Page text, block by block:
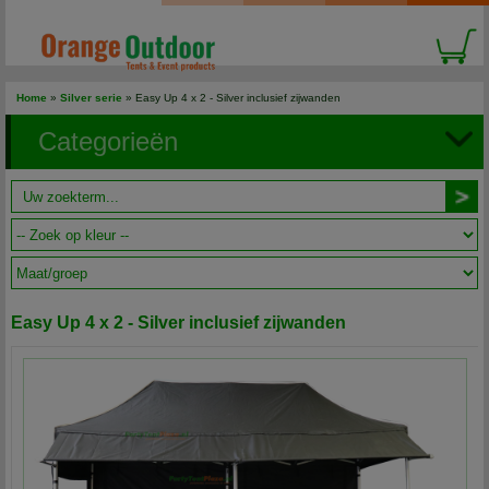
Home » Silver serie » Easy Up 4 x 2 - Silver inclusief zijwanden
Categorieën
Easy Up 4 x 2 - Silver inclusief zijwanden